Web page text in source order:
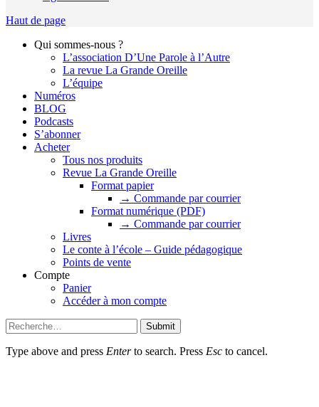
Haut de page
Qui sommes-nous ?
L’association D’Une Parole à l’Autre
La revue La Grande Oreille
L’équipe
Numéros
BLOG
Podcasts
S’abonner
Acheter
Tous nos produits
Revue La Grande Oreille
Format papier
→ Commande par courrier
Format numérique (PDF)
→ Commande par courrier
Livres
Le conte à l’école – Guide pédagogique
Points de vente
Compte
Panier
Accéder à mon compte
Submit
Type above and press Enterto search. Press Esc to cancel.